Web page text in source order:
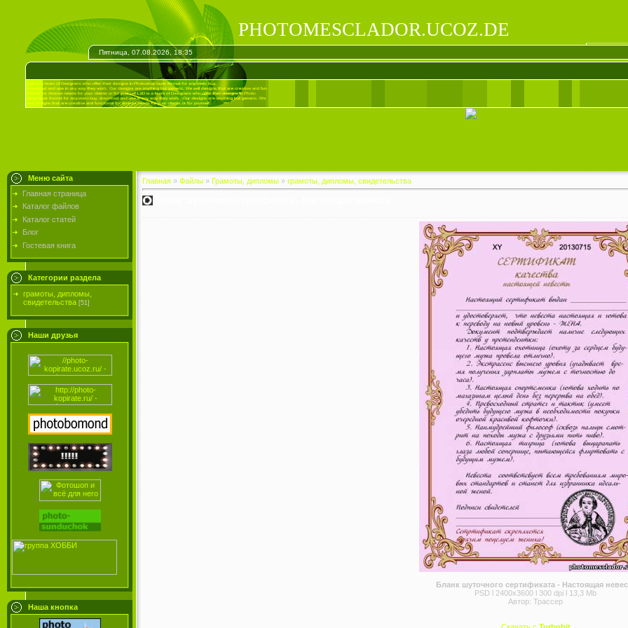
PHOTOMESCLADOR.UCOZ.DE
Пятница, 07.08.2026, 18:35
Меню сайта
Главная страница
Каталог файлов
Каталог статей
Блог
Гостевая книга
Категории раздела
грамоты, дипломы,
свидетельства [51]
Наши друзья
Наша кнопка
Главная » Файлы » Грамоты, дипломы » грамоты, дипломы, свидетельства
Бланк шуточного сертификата - Настоящая
PSD l 2400x3600 l 300 dpi l 13,3 Mb
Автор: Трассер